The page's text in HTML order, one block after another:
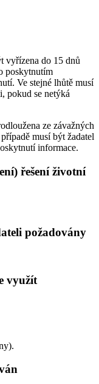
vyřízena do 15 dnů
poskytnutím
Ve stejné lhůtě musí
pokud se netýká
ze závažných
musí být žadatel
informace.
řešení životní
požadovány
využít